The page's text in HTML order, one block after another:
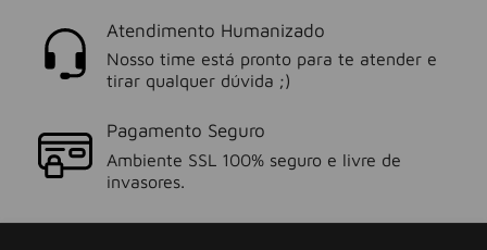
Atendimento Humanizado
Nosso time está pronto para te atender e
tirar qualquer dúvida ;)
Pagamento Seguro
Ambiente SSL 100% seguro e livre de
invasores.